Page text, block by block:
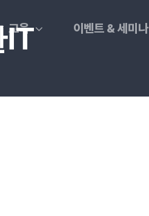
교육 이벤트 & 세미나